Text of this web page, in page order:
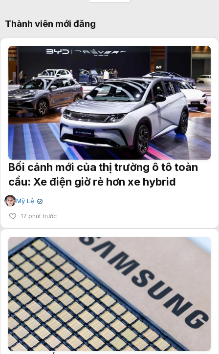
Thành viên mới đăng
Bối cảnh mới của thị trường ô tô toàn
cầu: Xe điện giờ rẻ hơn xe hybrid
Mỹ Lệ ✔
17 phút trước